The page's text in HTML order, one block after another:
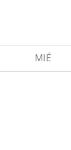
MIÉ